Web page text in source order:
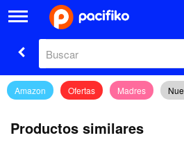
Amazon Ofertas Madres
Productos similares